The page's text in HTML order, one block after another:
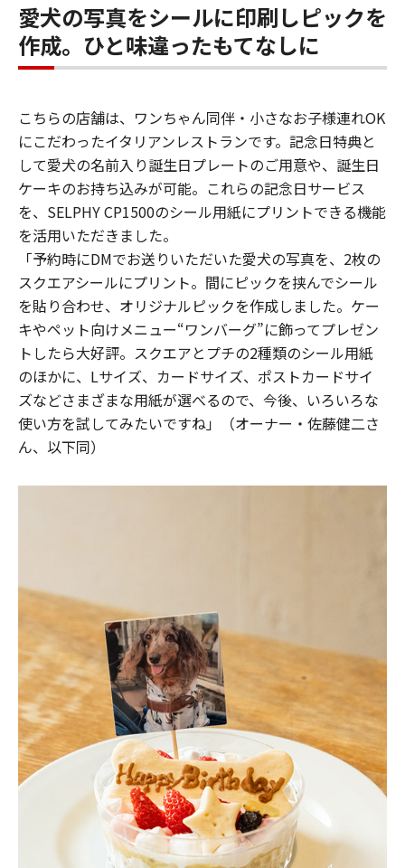
愛犬の写真をシールに印刷しピックを
作成。ひと味違ったもてなしに
こちらの店舗は、ワンちゃん同伴・小さなお子様連れOK
にこだわったイタリアンレストランです。記念日特典と
して愛犬の名前入り誕生日プレートのご用意や、誕生日
ケーキのお持ち込みが可能。これらの記念日サービス
を、SELPHY CP1500のシール用紙にプリントできる機能
を活用いただきました。
「予約時にDMでお送りいただいた愛犬の写真を、2枚の
スクエアシールにプリント。間にピックを挟んでシール
を貼り合わせ、オリジナルピックを作成しました。ケー
キやペット向けメニュー“ワンバーグ”に飾ってプレゼン
トしたら大好評。スクエアとプチの2種類のシール用紙
のほかに、Lサイズ、カードサイズ、ポストカードサイ
ズなどさまざまな用紙が選べるので、今後、いろいろな
使い方を試してみたいですね」（オーナー・佐藤健二さ
ん、以下同）